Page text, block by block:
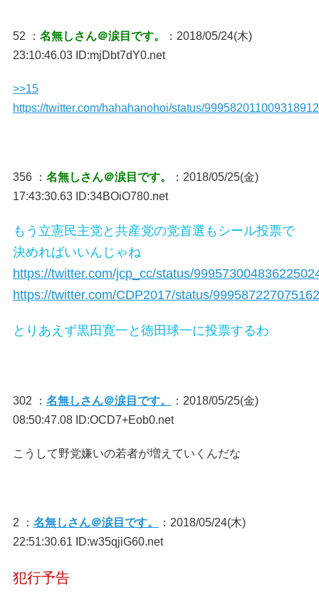
52 ： 名無しさん＠涙目です。
：2018/05/24(木)
23:10:46.03 ID:mjDbt7dY0.net
>>15
https://twitter.com/hahahanohoi/status/999582011009318912
356 ： 名無しさん＠涙目です。
：2018/05/25(金)
17:43:30.63 ID:34BOiO780.net
もう立憲民主党と共産党の党首選もシール投票で
決めればいいんじゃね
https://twitter.com/jcp_cc/status/
https://twitter.com/CDP2017/status/
とりあえず黒田寛一と徳田球一に投票するわ
302 ： 名無しさん＠涙目です。
：2018/05/25(金)
08:50:47.08 ID:OCD7+Eob0.net
こうして野党嫌いの若者が増えていくんだな
2 ： 名無しさん＠涙目です。
：2018/05/24(木)
22:51:30.61 ID:w35qjiG60.net
犯行予告